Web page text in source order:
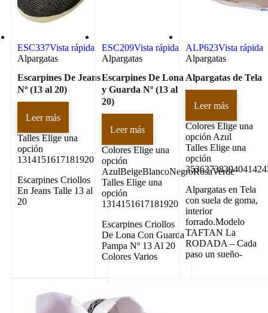
ESC337Vista rápida
Alpargatas
Escarpines De Jeans
Nº (13 al 20)
Leer más
Talles Elige una
opción
1314151617181920
Escarpines Criollos
En Jeans Talle 13 al
20
ESC209Vista rápida
Alpargatas
Escarpines De Lona
y Guarda Nº (13 al
20)
Leer más
ColoresElige una
opción
AzulBeigeBlancoNegroRosaVerde
TallesElige una
opción
1314151617181920
Escarpines Criollos
De Lona Con Guarda
Pampa Nº 13 Al 20
Colores Varios
ALP623Vista rápida
Alpargatas
Alpargatas de Tela
Leer más
Colores Elige una
opción Azul
Talles Elige una
opción
Alpargatas en Tela
con suela de goma,
interior
forrado.Modelo
TAFTAN La
RODADA – Cada
paso un sueño-